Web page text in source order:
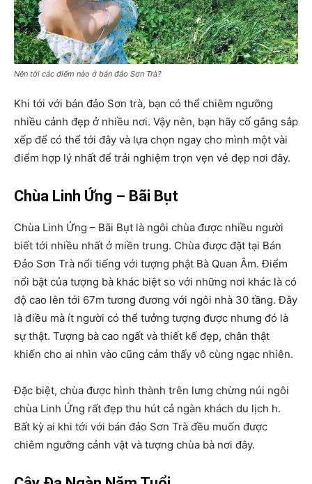
Nên tới các điểm nào ở bán đảo Sơn Trà?
Khi tới với bán đảo Sơn trà, bạn có thể chiêm ngưỡng
nhiều cảnh đẹp ở nhiều nơi. Vậy nên, bạn hãy cố gắng sắp
xếp để có thể tới đây và lựa chọn ngay cho mình một vài
điểm hợp lý nhất để trải nghiệm trọn vẹn vẻ đẹp nơi đây.
Chùa Linh Ứng – Bãi Bụt
Chùa Linh Ứng – Bãi Bụt là ngôi chùa được nhiều người
biết tới nhiều nhất ở miền trung. Chùa được đặt tại Bán
Đảo Sơn Trà nổi tiếng với tượng phật Bà Quan Âm. Điểm
nổi bật của tượng bà khác biệt so với những nơi khác là có
độ cao lên tới 67m tương đương với ngôi nhà 30 tầng. Đây
là điều mà ít người có thể tưởng tượng được nhưng đó là
sự thật. Tượng bà cao ngất và thiết kế đẹp, chân thật
khiến cho ai nhìn vào cũng cảm thấy vô cùng ngạc nhiên.
Đặc biệt, chùa được hình thành trên lưng chừng núi ngôi
chùa Linh Ứng rất đẹp thu hút cả ngàn khách du lịch h.
Bất kỳ ai khi tới với bán đảo Sơn Trà đều muốn được
chiêm ngưỡng cảnh vật và tượng chùa bà nơi đây.